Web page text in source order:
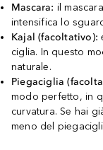
Mascara: il
intensifica lo
Kajal (facoltativo):
ciglia. In questo
naturale.
Piegaciglia
modo perfetto, in
curvatura. Se hai
meno del